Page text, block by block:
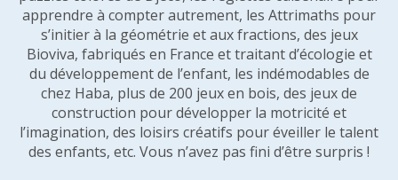
apprendre à compter autrement, les Attrimaths pour
s’initier à la géométrie et aux fractions, des jeux
Bioviva, fabriqués en France et traitant d’écologie et
du développement de l’enfant, les indémodables de
chez Haba, plus de 200 jeux en bois, des jeux de
construction pour développer la motricité et
l’imagination, des loisirs créatifs pour éveiller le talent
des enfants, etc. Vous n’avez pas fini d’être surpris !